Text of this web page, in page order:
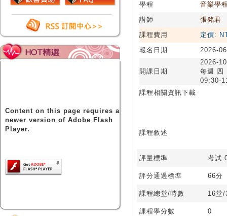
Content on this page requires a
newer version of Adobe Flash
Player.
學程
音樂學
講師
張銘君
課程費用
定價:
報名日期
2026-
開課日期
2026-
每週 四
09:30-
課程相關資訊下載
課程敘述
評量標準 考試
評分通過標準 66分
課程總堂/時數 16堂/
課程學分數 0